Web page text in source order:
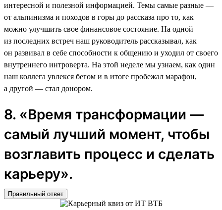
интересной и полезной информацией. Темы самые разные —
от альпинизма и походов в горы до рассказа про то, как
можно улучшить свое финансовое состояние. На одной
из последних встреч наш руководитель рассказывал, как
он развивал в себе способности к общению и уходил от своего
внутреннего интроверта. На этой неделе мы узнаем, как один
наш коллега увлекся бегом и в итоге пробежал марафон,
а другой — стал донором.
8. «Время трансформации —
самый лучший момент, чтобы
возглавить процесс и сделать
карьеру».
Правильный ответ